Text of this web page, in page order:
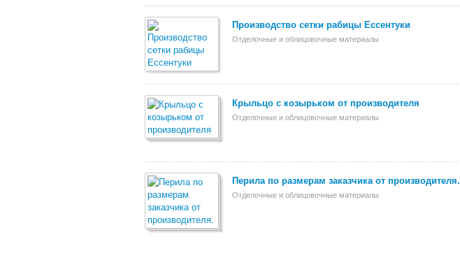
Производство сетки рабицы Ессентуки
Отделочные и облицовочные материалы
Крыльцо с козырьком от производителя
Отделочные и облицовочные материалы
Перила по размерам заказчика от производителя.
Отделочные и облицовочные материалы